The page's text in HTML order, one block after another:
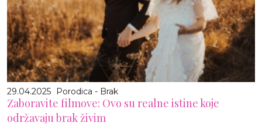
29.04.2025 Porodica - Brak
Zaboravite filmove: Ovo su realne istine koje
održavaju brak živim